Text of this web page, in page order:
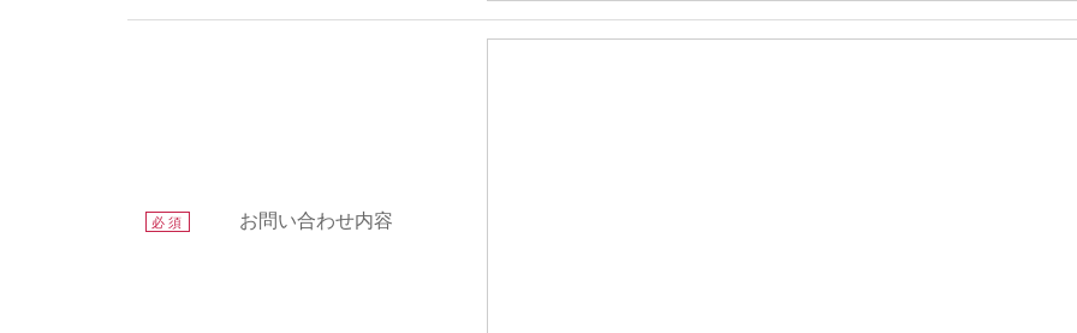
必須 お問い合わせ内容